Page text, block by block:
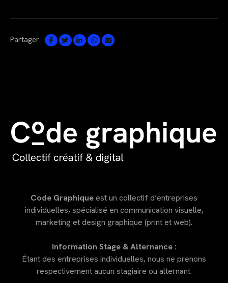
Partager
Code Graphiqueest un collectif d’entreprises
individuelles, spécialisé en communication visuelle,
marketing et design graphique (print et web).
Information Stage & Alternance :
Étant des entreprises individuelles, nous ne prenons
respectivement aucun stagiaire ou alternant.